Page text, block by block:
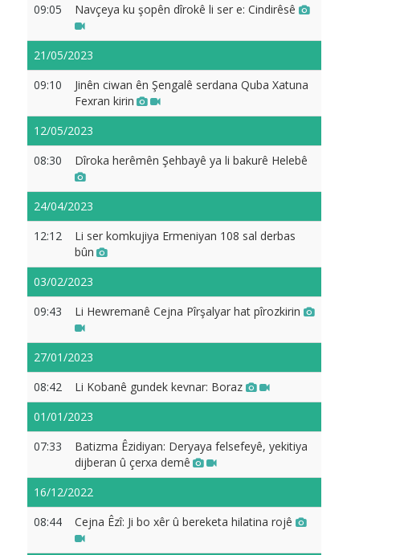
09:05
Navçeya ku şopên dîrokê li ser e: Cindirêsê
21/05/2023
09:10
Jinên ciwan ên Şengalê serdana Quba Xatuna
Fexran kirin
12/05/2023
08:30
Dîroka herêmên Şehbayê ya li bakurê Helebê
24/04/2023
12:12
Li ser komkujiya Ermeniyan 108 sal derbas
bûn
03/02/2023
09:43
Li Hewremanê Cejna Pîrşalyar hat pîrozkirin
27/01/2023
08:42
Li Kobanê gundek kevnar: Boraz
01/01/2023
07:33
Batizma Êzidiyan: Deryaya felsefeyê, yekitiya
dijberan û çerxa demê
16/12/2022
08:44
Cejna Êzî: Ji bo xêr û bereketa hilatina rojê